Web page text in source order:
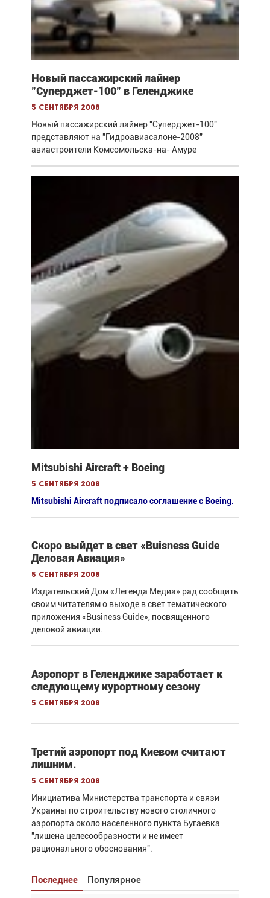
Новый пассажирский лайнер
"Суперджет-100" в Геленджике
5 сентября 2008
Новый пассажирский лайнер "Суперджет-100"
представляют на "Гидроавиасалоне-2008"
авиастроители Комсомольска-на- Амуре
Mitsubishi Aircraft + Boeing
5 сентября 2008
Mitsubishi Aircraft подписало соглашение с Boeing.
Скоро выйдет в свет «Buisness Guide
Деловая Авиация»
5 сентября 2008
Издательский Дом «Легенда Медиа» рад сообщить
своим читателям о выходе в свет тематического
приложения «Business Guide», посвященного
деловой авиации.
Аэропорт в Геленджике заработает к
следующему курортному сезону
5 сентября 2008
Третий аэропорт под Киевом считают
лишним.
5 сентября 2008
Инициатива Министерства транспорта и связи
Украины по строительству нового столичного
аэропорта около населенного пункта Бугаевка
"лишена целесообразности и не имеет
рационального обоснования".
Последнее Популярное